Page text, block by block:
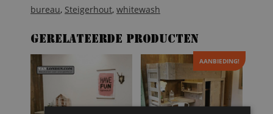
bureau, Steigerhout, whitewash
Gerelateerde producten
AANBIEDING!